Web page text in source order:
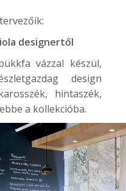
designertől
vázzal készül,
design
hintaszék,
a kollekcióba.